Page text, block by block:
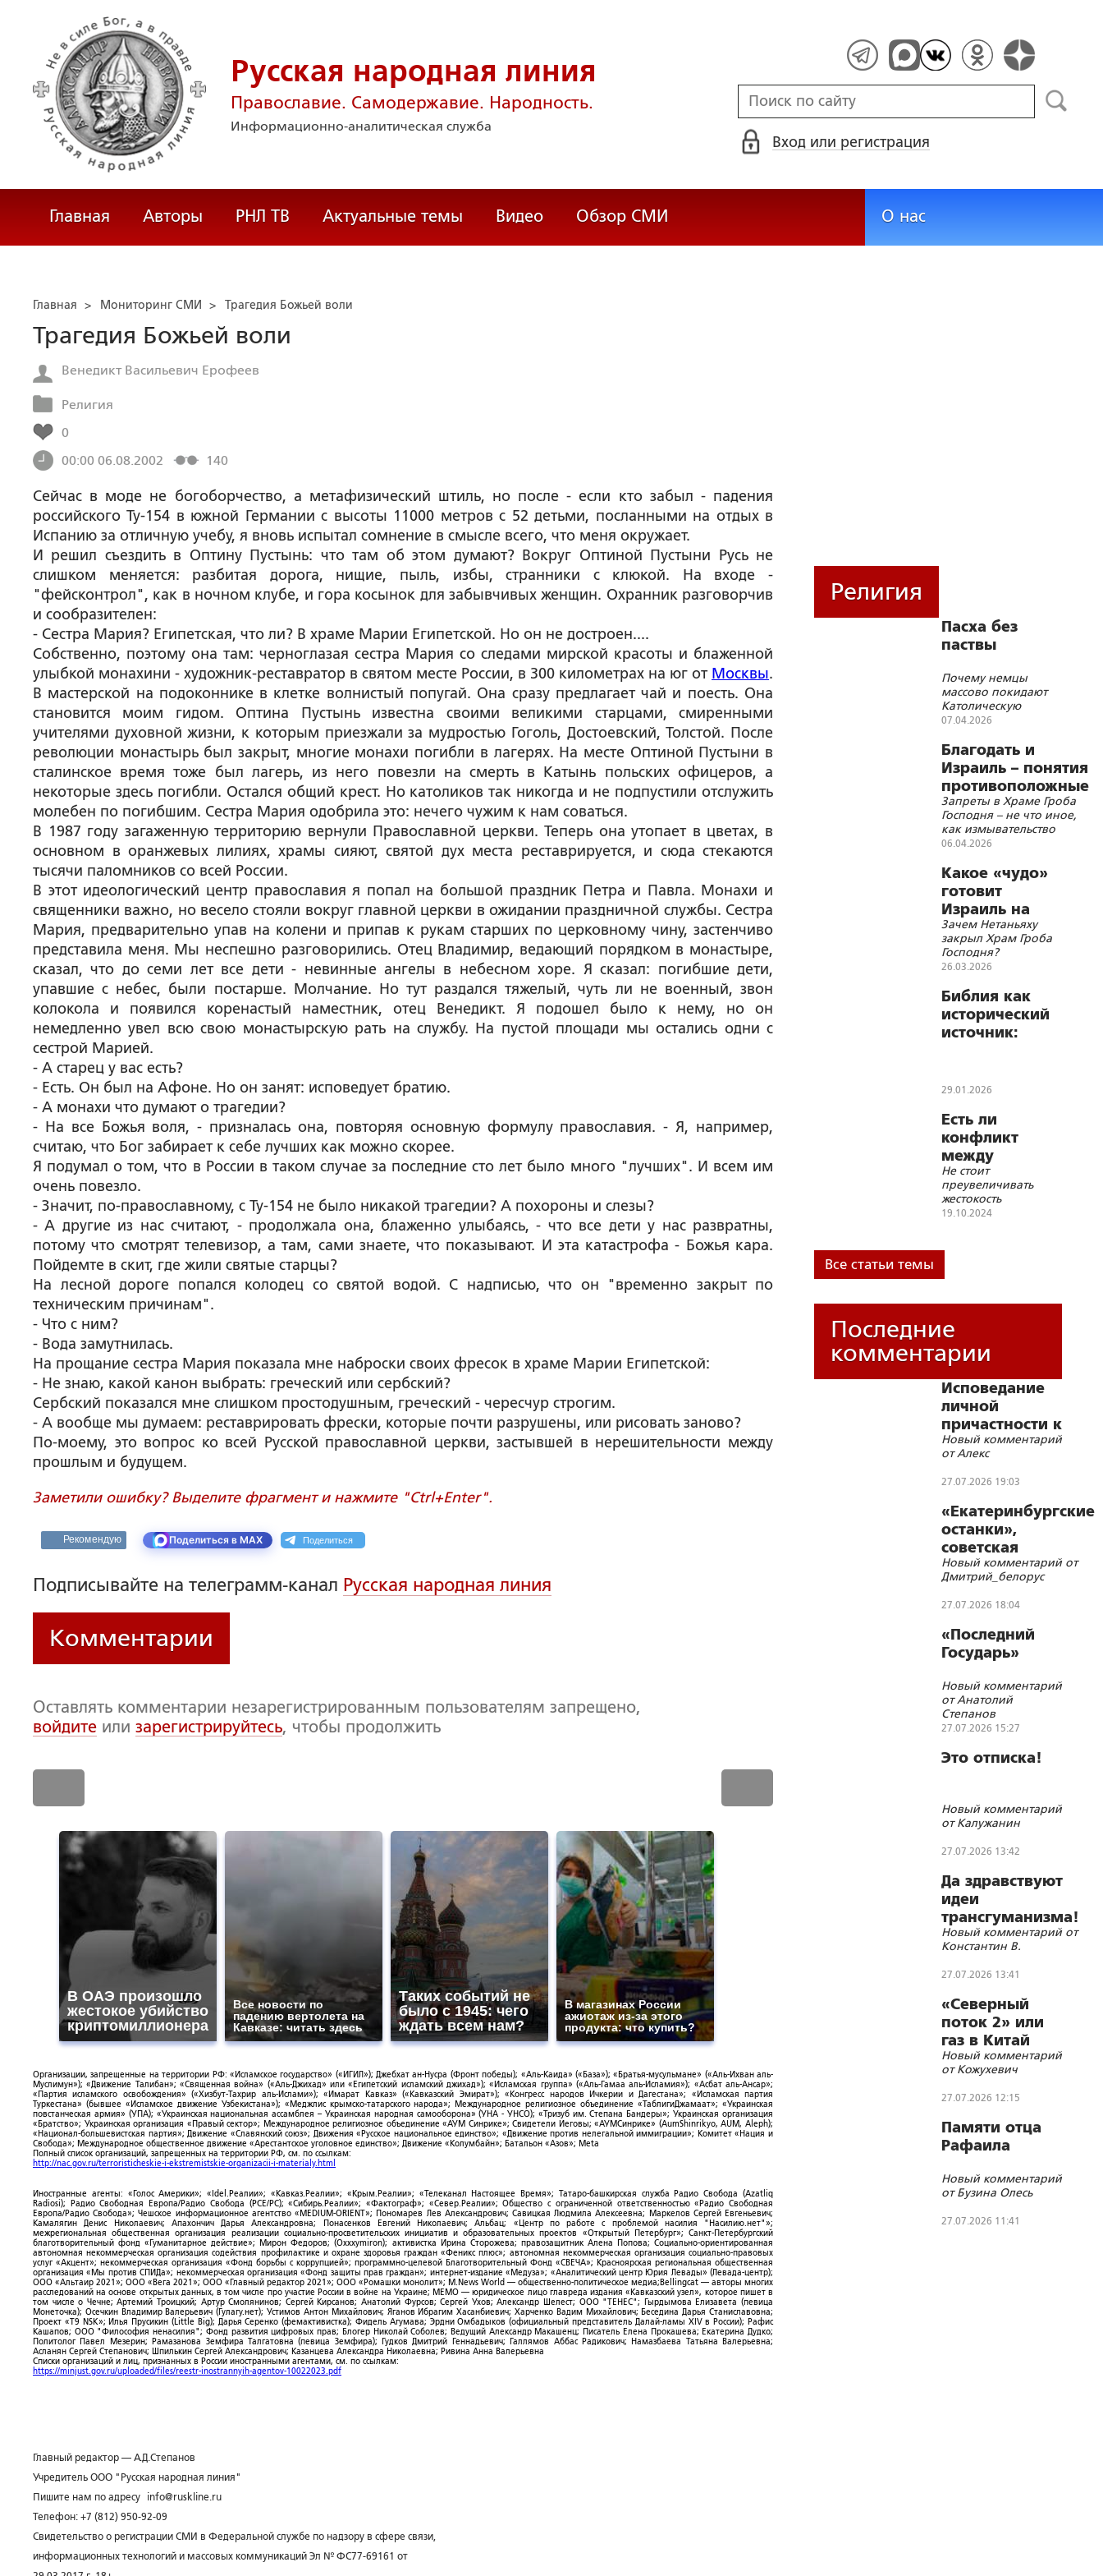
Русская народная линия
Православие. Самодержавие. Народность.
Информационно-аналитическая служба
Вход или регистрация
Главная Авторы РНЛ ТВ Актуальные темы Видео Обзор СМИ О нас
Главная > Мониторинг СМИ > Трагедия Божьей воли
Трагедия Божьей воли
Венедикт Васильевич Ерофеев
Религия
0
00:00 06.08.2002
140
Сейчас в моде не богоборчество, а метафизический штиль, но после - если кто забыл - падения
российского Ту-154 в южной Германии с высоты 11000 метров с 52 детьми, посланными на отдых в
Испанию за отличную учебу, я вновь испытал сомнение в смысле всего, что меня окружает.
И решил съездить в Оптину Пустынь: что там об этом думают? Вокруг Оптиной Пустыни Русь не
слишком меняется: разбитая дорога, нищие, пыль, избы, странники с клюкой. На входе -
"фейсконтрол", как в ночном клубе, и гора косынок для забывчивых женщин. Охранник разговорчив
и сообразителен:
- Сестра Мария? Египетская, что ли? В храме Марии Египетской. Но он не достроен....
Собственно, поэтому она там: черноглазая сестра Мария со следами мирской красоты и блаженной
улыбкой монахини - художник-реставратор в святом месте России, в 300 километрах на юг от Москвы.
В мастерской на подоконнике в клетке волнистый попугай. Она сразу предлагает чай и поесть. Она
становится моим гидом. Оптина Пустынь известна своими великими старцами, смиренными
учителями духовной жизни, к которым приезжали за мудростью Гоголь, Достоевский, Толстой. После
революции монастырь был закрыт, многие монахи погибли в лагерях. На месте Оптиной Пустыни в
сталинское время тоже был лагерь, из него повезли на смерть в Катынь польских офицеров, а
некоторые здесь погибли. Остался общий крест. Но католиков так никогда и не подпустили отслужить
молебен по погибшим. Сестра Мария одобрила это: нечего чужим к нам соваться.
В 1987 году загаженную территорию вернули Православной церкви. Теперь она утопает в цветах, в
основном в оранжевых лилиях, храмы сияют, святой дух места реставрируется, и сюда стекаются
тысячи паломников со всей России.
В этот идеологический центр православия я попал на большой праздник Петра и Павла. Монахи и
священники важно, но весело стояли вокруг главной церкви в ожидании праздничной службы. Сестра
Мария, предварительно упав на колени и припав к рукам старших по церковному чину, застенчиво
представила меня. Мы неспешно разговорились. Отец Владимир, ведающий порядком в монастыре,
сказал, что до семи лет все дети - невинные ангелы в небесном хоре. Я сказал: погибшие дети,
упавшие с небес, были постарше. Молчание. Но тут раздался тяжелый, чуть ли не военный, звон
колокола и появился коренастый наместник, отец Венедикт. Я подошел было к нему, но он
немедленно увел всю свою монастырскую рать на службу. На пустой площади мы остались одни с
сестрой Марией.
- А старец у вас есть?
- Есть. Он был на Афоне. Но он занят: исповедует братию.
- А монахи что думают о трагедии?
- На все Божья воля, - призналась она, повторяя основную формулу православия. - Я, например,
считаю, что Бог забирает к себе лучших как можно скорее.
Я подумал о том, что в России в таком случае за последние сто лет было много "лучших". И всем им
очень повезло.
- Значит, по-православному, с Ту-154 не было никакой трагедии? А похороны и слезы?
- А другие из нас считают, - продолжала она, блаженно улыбаясь, - что все дети у нас развратны,
потому что смотрят телевизор, а там, сами знаете, что показывают. И эта катастрофа - Божья кара.
Пойдемте в скит, где жили святые старцы?
На лесной дороге попался колодец со святой водой. С надписью, что он "временно закрыт по
техническим причинам".
- Что с ним?
- Вода замутнилась.
На прощание сестра Мария показала мне наброски своих фресок в храме Марии Египетской:
- Не знаю, какой канон выбрать: греческий или сербский?
Сербский показался мне слишком простодушным, греческий - чересчур строгим.
- А вообще мы думаем: реставрировать фрески, которые почти разрушены, или рисовать заново?
По-моему, это вопрос ко всей Русской православной церкви, застывшей в нерешительности между
прошлым и будущем.
Заметили ошибку? Выделите фрагмент и нажмите "Ctrl+Enter".
Рекомендую Поделиться в MAX Поделиться
Подписывайте на телеграмм-канал Русская народная линия
Комментарии
Оставлять комментарии незарегистрированным пользователям запрещено,
войдите или зарегистрируйтесь, чтобы продолжить
В ОАЭ произошло
жестокое убийство
криптомиллионера
Все новости по
падению вертолета на
Кавказе: читать здесь
Таких событий не
было с 1945: чего
ждать всем нам?
В магазинах России
ажиотаж из-за этого
продукта: что купить?
Организации, запрещенные на территории РФ: «Исламское государство» («ИГИЛ»); Джебхат ан-Нусра (Фронт победы); «Аль-Каида» («База»); «Братья-мусульмане» («Аль-Ихван аль-
Муслимун»); «Движение Талибан»; «Священная война» («Аль-Джихад» или «Египетский исламский джихад»); «Исламская группа» («Аль-Гамаа аль-Исламия»); «Асбат аль-Ансар»;
«Партия исламского освобождения» («Хизбут-Тахрир аль-Ислами»); «Имарат Кавказ» («Кавказский Эмират»); «Конгресс народов Ичкерии и Дагестана»; «Исламская партия
Туркестана» (бывшее «Исламское движение Узбекистана»); «Меджлис крымско-татарского народа»; Международное религиозное объединение «ТаблигиДжамаат»; «Украинская
повстанческая армия» (УПА); «Украинская национальная ассамблея – Украинская народная самооборона» (УНА - УНСО); «Тризуб им. Степана Бандеры»; Украинская организация
«Братство»; Украинская организация «Правый сектор»; Международное религиозное объединение «АУМ Синрике»; Свидетели Иеговы; «АУМСинрике» (AumShinrikyo, AUM, Aleph);
«Национал-большевистская партия»; Движение «Славянский союз»; Движения «Русское национальное единство»; «Движение против нелегальной иммиграции»; Комитет «Нация и
Свобода»; Международное общественное движение «Арестантское уголовное единство»; Движение «Колумбайн»; Батальон «Азов»; Meta
Полный список организаций, запрещенных на территории РФ, см. по ссылкам:
http://nac.gov.ru/terroristicheskie-i-ekstremistskie-organizacii-i-materialy.html
Иностранные агенты: «Голос Америки»; «Idel.Реалии»; «Кавказ.Реалии»; «Крым.Реалии»; «Телеканал Настоящее Время»; Татаро-башкирская служба Радио Свобода (Azatliq
Radiosi); Радио Свободная Европа/Радио Свобода (PCE/PC); «Сибирь.Реалии»; «Фактограф»; «Север.Реалии»; Общество с ограниченной ответственностью «Радио Свободная
Европа/Радио Свобода»; Чешское информационное агентство «MEDIUM-ORIENT»; Пономарев Лев Александрович; Савицкая Людмила Алексеевна; Маркелов Сергей Евгеньевич;
Камалягин Денис Николаевич; Апахончич Дарья Александровна; Понасенков Евгений Николаевич; Альбац; «Центр по работе с проблемой насилия "Насилию.нет"»;
межрегиональная общественная организация реализации социально-просветительских инициатив и образовательных проектов «Открытый Петербург»; Санкт-Петербургский
благотворительный фонд «Гуманитарное действие»; Мирон Федоров; (Oxxxymiron); активистка Ирина Сторожева; правозащитник Алена Попова; Социально-ориентированная
автономная некоммерческая организация содействия профилактике и охране здоровья граждан «Феникс плюс»; автономная некоммерческая организация социально-правовых
услуг «Акцент»; некоммерческая организация «Фонд борьбы с коррупцией»; программно-целевой Благотворительный Фонд «СВЕЧА»; Красноярская региональная общественная
организация «Мы против СПИДа»; некоммерческая организация «Фонд защиты прав граждан»; интернет-издание «Медуза»; «Аналитический центр Юрия Левады» (Левада-центр);
ООО «Альтаир 2021»; ООО «Вега 2021»; ООО «Главный редактор 2021»; ООО «Ромашки монолит»; M.News World — общественно-политическое медиа;Bellingcat — авторы многих
расследований на основе открытых данных, в том числе про участие России в войне на Украине; МЕМО — юридическое лицо главреда издания «Кавказский узел», которое пишет в
том числе о Чечне; Артемий Троицкий; Артур Смолянинов; Сергей Кирсанов; Анатолий Фурсов; Сергей Ухов; Александр Шелест; ООО "ТЕНЕС"; Гырдымова Елизавета (певица
Монеточка); Осечкин Владимир Валерьевич (Гулагу.нет); Устимов Антон Михайлович; Яганов Ибрагим Хасанбиевич; Харченко Вадим Михайлович; Беседина Дарья Станиславовна;
Проект «T9 NSK»; Илья Прусикин (Little Big); Дарья Серенко (фемактивистка); Фидель Агумава; Эрдни Омбадыков (официальный представитель Далай-ламы XIV в России); Рафис
Кашапов; ООО "Философия ненасилия"; Фонд развития цифровых прав; Блогер Николай Соболев; Ведущий Александр Макашенц; Писатель Елена Прокашева; Екатерина Дудко;
Политолог Павел Мезерин; Рамазанова Земфира Талгатовна (певица Земфира); Гудков Дмитрий Геннадьевич; Галлямов Аббас Радикович; Намазбаева Татьяна Валерьевна;
Асланян Сергей Степанович; Шпилькин Сергей Александрович; Казанцева Александра Николаевна; Ривина Анна Валерьевна
Списки организаций и лиц, признанных в России иностранными агентами, см. по ссылкам:
https://minjust.gov.ru/uploaded/files/reestr-inostrannyih-agentov-10022023.pdf
Религия
Пасха без
паствы
Почему немцы
массово покидают
Католическую
церковь?
07.04.2026
Благодать и
Израиль – понятия
противоположные
Запреты в Храме Гроба
Господня – не что иное,
как измывательство
06.04.2026
Какое «чудо»
готовит
Израиль на
православную
Пасху?!
Зачем Нетаньяху
закрыл Храм Гроба
Господня?
26.03.2026
Библия как
исторический
источник:
29.01.2026
Есть ли
конфликт
между
Церковью и
наукой?
Не стоит
преувеличивать
жестокость
инквизиции по
Советском Союзе
19.10.2024
Все статьи темы
Последние
комментарии
Исповедание
личной
причастности к
соборным
грехам
Русского
Новый комментарий
от Алекс
27.07.2026 19:03
«Екатеринбургские
останки»,
советская
символика и
цифровизации
Новый комментарий от
Дмитрий_белорус
27.07.2026 18:04
«Последний
Государь»
Новый комментарий
от Анатолий
Степанов
27.07.2026 15:27
Это отписка!
Новый комментарий
от Калужанин
27.07.2026 13:42
Да здравствуют
идеи
трансгуманизма!
Новый комментарий от
Константин В.
27.07.2026 13:41
«Северный
поток 2» или
газ в Китай
дешёво?
Новый комментарий
от Кожухевич
27.07.2026 12:15
Памяти отца
Рафаила
Новый комментарий
от Бузина Олесь
27.07.2026 11:41
Главный редактор — А.Д.Степанов
Учредитель ООО "Русская народная линия"
Пишите нам по адресу
info@ruskline.ru
Телефон: +7 (812) 950-92-09
Свидетельство о регистрации СМИ в Федеральной службе по надзору в сфере связи,
информационных технологий и массовых коммуникаций Эл № ФС77-69161 от